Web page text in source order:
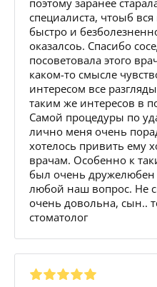
специалиста, чтоыб
быстро и
оказалсоь. Спасибо
посоветовала этого
каком-то смысле
интересом все
таким же интересов в
Самой процедуры по
лично меня очень
хотелось привить ему
врачам. Особенно к
был очень дружелюбен
любой наш вопрос. Не
очень довольна, сын..
стоматолог